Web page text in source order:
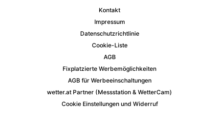
Kontakt
Impressum
Datenschutzrichtlinie
Cookie-Liste
AGB
Fixplatzierte Werbemöglichkeiten
AGB für Werbeeinschaltungen
wetter.at Partner (Messstation & WetterCam)
Cookie Einstellungen und Widerruf